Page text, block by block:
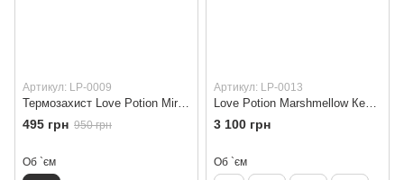
Артикул: LP-0009
495 грн 950 грн
Об `єм
Артикул: LP-0013
3 100 грн
Об `єм